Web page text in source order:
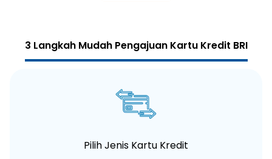
3 Langkah Mudah Pengajuan Kartu Kredit BRI
Pilih Jenis Kartu Kredit